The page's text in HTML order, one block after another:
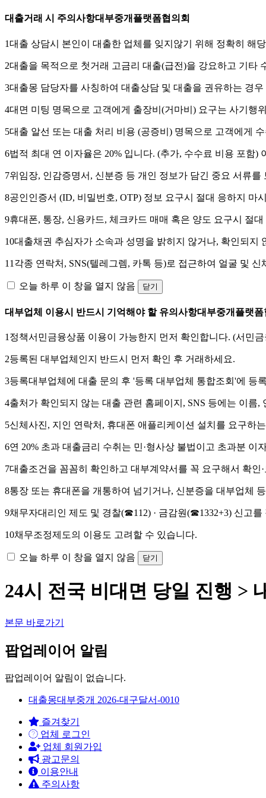
대출거래 시 주의사항대부중개플랫폼협의회
1대출 상담시 본인이 대출한 업체를 잊지않기 위해 정확히 해
2대출을 목적으로 첫거래 고금리 대출(급전)을 강요하고 기타
3대출몽 담당자를 사칭하여 대출상담 및 대출을 권유하는 경
4대면 미팅 명목으로 고객에게 출장비(거마비) 요구는 사기행
5대출 알선 또는 대출 처리 비용 (공증비) 명목으로 고객에게
6법적 최대 연 이자율은 20% 입니다. (추가, 수수료 비용 포함
7위임장, 인감증명서, 신분증 등 개인 정보가 담긴 중요 서류
8공인인증서 (ID, 비밀번호, OTP) 정보 요구시 절대 응하지 마
9휴대폰, 통장, 신용카드, 체크카드 매매 혹은 양도 요구시 절
10대출채권 추심자가 소속과 성명을 밝히지 않거나, 확인되지
11 각종 연락처, SNS(텔레그렘, 카톡 등)로 접근하여 얼굴 및
오늘 하루 이 창을 열지 않음 닫기
대부업체 이용시 반드시 기억해야 할 유의사항대부중개플랫폼
1 정책서민금융상품 이용이 가능한지 먼저 확인합니다. (서민
2등록된 대부업체인지 반드시 먼저 확인 후 거래하세요.
3등록대부업체에 대출 문의 후 '등록 대부업체 통합조회'에 등
4출처가 확인되지 않는 대출 관련 홈페이지, SNS 등에는 이름,
5신체사진, 지인 연락처, 휴대폰 애플리케이션 설치 를 요구하
6연 20% 초과 대출금리 수취 는 민·형사상 불법이고 초과분 이
7대출조건을 꼼꼼히 확인하고 대부계약서를 꼭 요구해서 확인
8통장 또는 휴대폰을 개통하여 넘기거나, 신분증을 대부업체
9채무자대리인 제도 및 경찰(☎112) · 금감원(☎1332+3) 신고를
10채무조정제도의 이용도 고려할 수 있습니다.
오늘 하루 이 창을 열지 않음 닫기
24시 전국 비대면 당일 진행 >
본문 바로가기
팝업레이어 알림
팝업레이어 알림이 없습니다.
대출몽대부중개 2026-대구달서-0010
즐겨찾기
업체 로그인
업체 회원가입
광고문의
이용안내
주의사항